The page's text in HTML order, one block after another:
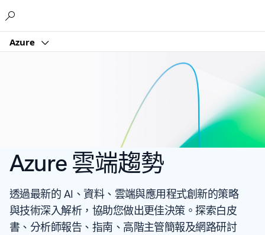
Azure
Azure 雲端趨勢
透過最新的 AI、資料、雲端與應用程式創新的策略
與技術深入解析，協助您做出更佳決策。探索白皮
書、分析師報告、指南、高階主管簡報及網路研討